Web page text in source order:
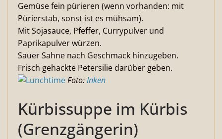
Gemüse fein pürieren (wenn vorhanden: mit
Pürierstab, sonst ist es mühsam).
Mit Sojasauce, Pfeffer, Currypulver und
Paprikapulver würzen.
Sauer Sahne nach Geschmack hinzugeben.
Frisch gehackte Petersilie darüber geben.
Foto:Inken
Kürbissuppe im Kürbis
(Grenzgängerin)